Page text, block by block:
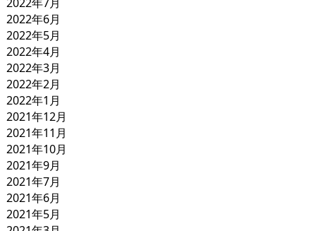
2022年6月
2022年5月
2022年4月
2022年3月
2022年2月
2022年1月
2021年12月
2021年11月
2021年10月
2021年9月
2021年7月
2021年6月
2021年5月